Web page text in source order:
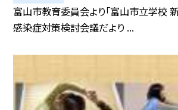
富山市教育委員会より「富山市立学校
感染症対策検討会議だより ...